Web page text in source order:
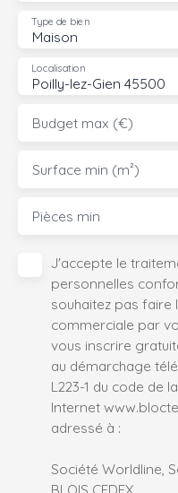
Maison
Type de bien
Poilly-lez-Gien 45500
Localisation
Budget max (€)
Surface min (m²)
Pièces min
J'accepte le
personnelles
souhaitez pas
commerciale par
vous inscrire
au démarchage
L223-1 du code de
Internet
adressé à :
Société Worldline,
BLOIS CEDEX.